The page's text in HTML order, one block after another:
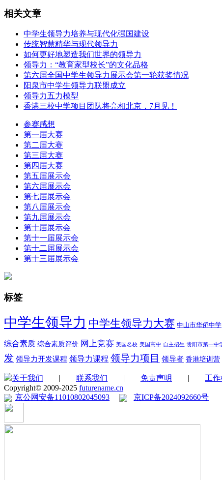
相关文章
中学生领导力培养与现代化强国建设
传统智慧精华与现代领导力
如何更好地塑造我们世界的领导力
领导力：“教育家型校长”的文化品格
第六届全国中学生领导力展示会第一轮获奖情况
阳泉市中学生领导力联盟成立
领导力五力模型
香港三校中学项目团队将亮相北京，7月见！
参赛感想
第一届大赛
第二届大赛
第三届大赛
第四届大赛
第五届展示会
第六届展示会
第七届展示会
第八届展示会
第九届展示会
第十届展示会
第十一届展示会
第十二届展示会
第十三届展示会
标签
中学生领导力 中学生领导力大赛 中山市华侨中学
综合素质 综合素质评价 网上竞赛 美国名校 美国高中 自主招生 贵阳市第一中
发 领导力开发课程 领导力课程 领导力项目 领导者 香港培训营
关于我们 | 联系我们 | 免责声明 | 工
Copyright© 2009-2025 futurename.cn
京公网安备11010802045093
京ICP备2024092660号